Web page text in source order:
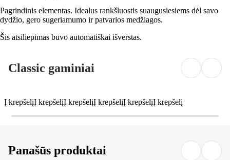
Pagrindinis elementas. Idealus rankšluostis suaugusiesiems dėl savo
dydžio, gero sugeriamumo ir patvarios medžiagos.
Šis atsiliepimas buvo automatiškai išverstas.
Classic gaminiai
Į krepšelįĮ krepšelįĮ krepšelįĮ krepšelįĮ krepšelįĮ krepšelį
Panašūs produktai